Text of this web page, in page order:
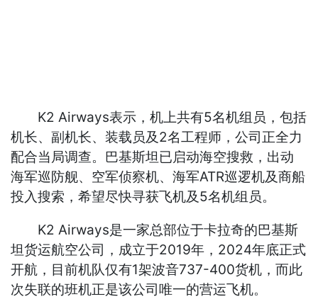
K2 Airways表示，机上共有5名机组员，包括
机长、副机长、装载员及2名工程师，公司正全力
配合当局调查。巴基斯坦已启动海空搜救，出动
海军巡防舰、空军侦察机、海军ATR巡逻机及商船
投入搜索，希望尽快寻获飞机及5名机组员。
K2 Airways是一家总部位于卡拉奇的巴基斯
坦货运航空公司，成立于2019年，2024年底正式
开航，目前机队仅有1架波音737-400货机，而此
次失联的班机正是该公司唯一的营运飞机。